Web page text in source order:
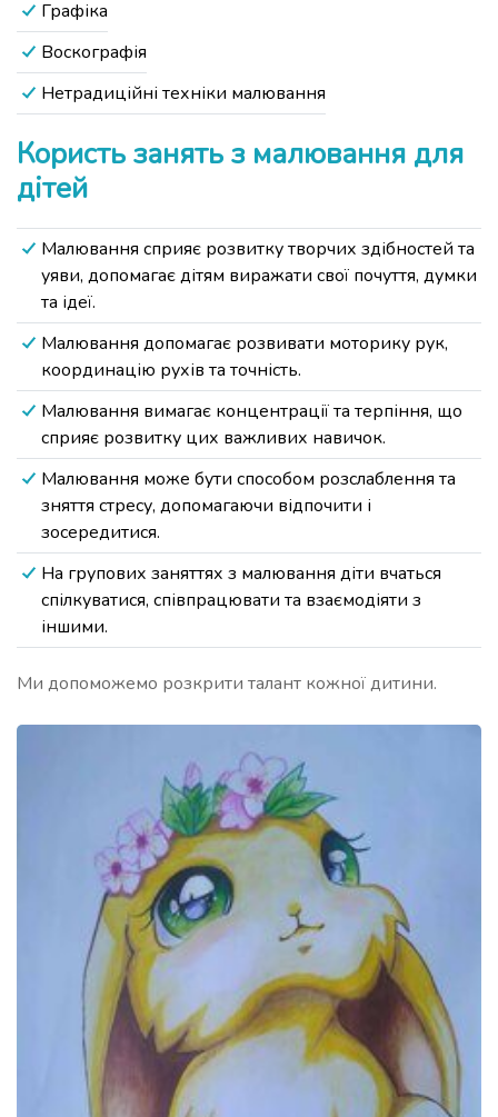
Графіка
Воскографія
Нетрадиційні техніки малювання
Користь занять з малювання для
дітей
Малювання сприяє розвитку творчих здібностей та
уяви, допомагає дітям виражати свої почуття, думки
та ідеї.
Малювання допомагає розвивати моторику рук,
координацію рухів та точність.
Малювання вимагає концентрації та терпіння, що
сприяє розвитку цих важливих навичок.
Малювання може бути способом розслаблення та
зняття стресу, допомагаючи відпочити і
зосередитися.
На групових заняттях з малювання діти вчаться
спілкуватися, співпрацювати та взаємодіяти з
іншими.
Ми допоможемо розкрити талант кожної дитини.